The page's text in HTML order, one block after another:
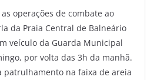
operações de combate ao
da Praia Central de Balneário
veículo da Guarda Municipal
por volta das 3h da manhã.
patrulhamento na faixa de areia